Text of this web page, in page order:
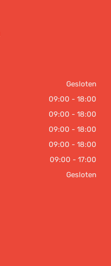
Gesloten
09:00 - 18:00
09:00 - 18:00
09:00 - 18:00
09:00 - 18:00
09:00 - 17:00
Gesloten